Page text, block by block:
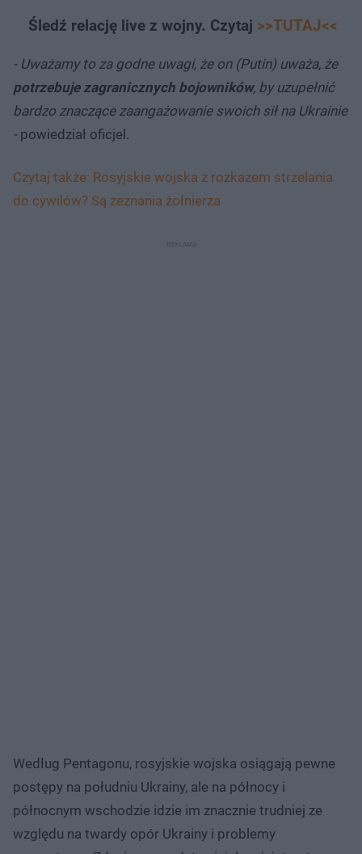
Śledź relację live z wojny. Czytaj >>TUTAJ<<
- Uważamy to za godne uwagi, że on (Putin) uważa, że
potrzebuje zagranicznych bojowników, by uzupełnić
bardzo znaczące zaangażowanie swoich sił na Ukrainie
-powiedział oficjel.
Czytaj także: Rosyjskie wojska z rozkazem strzelania
do cywilów? Są zeznania żołnierza
Według Pentagonu, rosyjskie wojska osiągają pewne
postępy na południu Ukrainy, ale na północy i
północnym wschodzie idzie im znacznie trudniej ze
względu na twardy opór Ukrainy i problemy